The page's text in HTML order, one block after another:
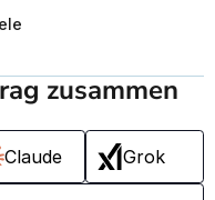
zusammen
Claude Grok